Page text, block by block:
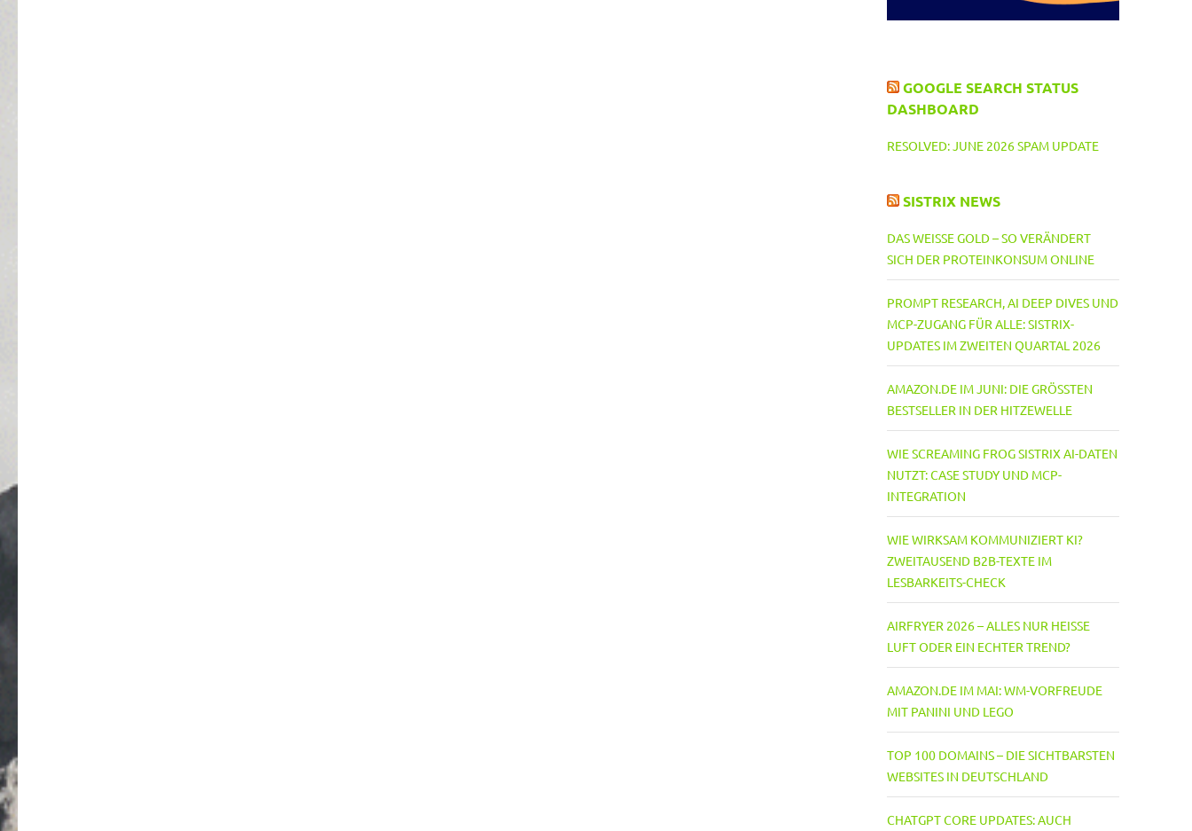
GOOGLE SEARCH STATUS
DASHBOARD
RESOLVED: JUNE 2026 SPAM UPDATE
SISTRIX NEWS
DAS WEISSE GOLD – SO VERÄNDERT S
ICH DER PROTEINKONSUM ONLINE
PROMPT RESEARCH, AI DEEP DIVES UND
MCP-ZUGANG FÜR ALLE: SISTRIX-
UPDATES IM ZWEITEN QUARTAL 2026
AMAZON.DE IM JUNI: DIE GRÖSSTEN B
ESTSELLER IN DER HITZEWELLE
WIE SCREAMING FROG SISTRIX AI-DATEN
NUTZT: CASE STUDY UND MCP-
INTEGRATION
WIE WIRKSAM KOMMUNIZIERT KI?
ZWEITAUSEND B2B-TEXTE IM
LESBARKEITS-CHECK
AIRFRYER 2026 – ALLES NUR HEISSE L
UFT ODER EIN ECHTER TREND?
AMAZON.DE IM MAI: WM-VORFREUDE
MIT PANINI UND LEGO
TOP 100 DOMAINS – DIE SICHTBARSTEN
WEBSITES IN DEUTSCHLAND
CHATGPT CORE UPDATES: AUCH